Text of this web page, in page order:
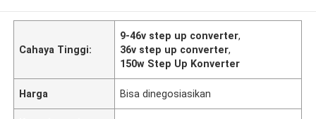
Cahaya Tinggi:
9-46v step up converter,
36v step up converter,
150w Step Up Konverter
Harga Bisa dinegosiasikan